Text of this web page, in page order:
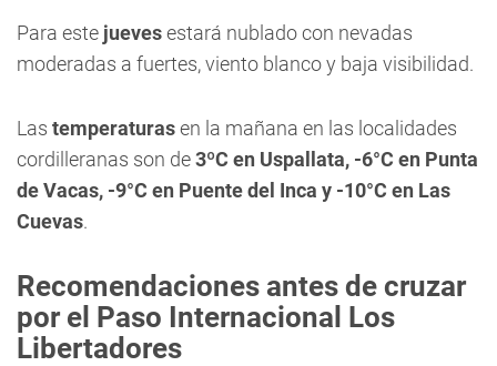
Para este juevesestará nublado con nevadas
moderadas a fuertes, viento blanco y baja visibilidad.
Las temperaturasen la mañana en las localidades
cordilleranas son de3ºC en Uspallata, -6°C en Punta
de Vacas, -9°C en Puente del Inca y -10°C en Las
Cuevas.
Recomendaciones antes de cruzar
por el Paso Internacional Los
Libertadores